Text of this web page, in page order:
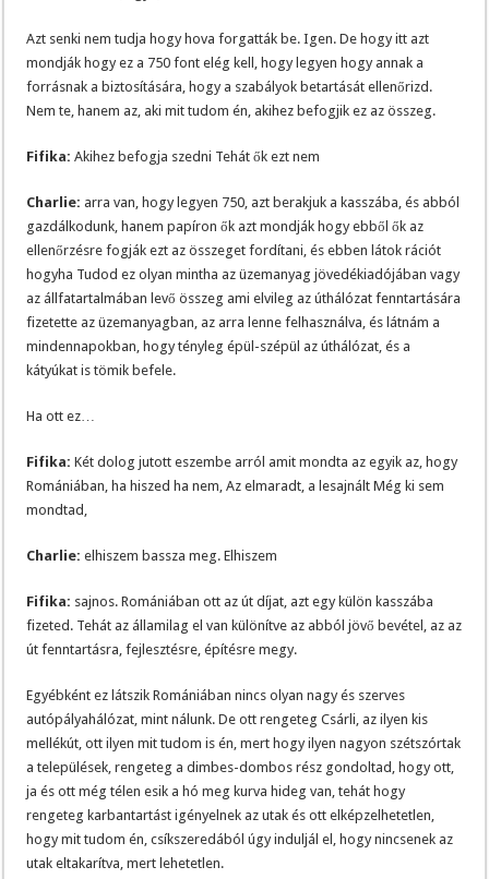
Azt senki nem tudja hogy hova forgatták be. Igen. De hogy itt azt
mondják hogy ez a 750 font elég kell, hogy legyen hogy annak a
forrásnak a biztosítására, hogy a szabályok betartását ellenőrizd.
Nem te, hanem az, aki mit tudom én, akihez befogjik ez az összeg.
Fifika: Akihez befogja szedni Tehát ők ezt nem
Charlie: arra van, hogy legyen 750, azt berakjuk a kasszába, és abból
gazdálkodunk, hanem papíron ők azt mondják hogy ebből ők az
ellenőrzésre fogják ezt az összeget fordítani, és ebben látok rációt
hogyha Tudod ez olyan mintha az üzemanyag jövedékiadójában vagy
az állfatartalmában levő összeg ami elvileg az úthálózat fenntartására
fizetette az üzemanyagban, az arra lenne felhasználva, és látnám a
mindennapokban, hogy tényleg épül-szépül az úthálózat, és a
kátyúkat is tömik befele.
Ha ott ez…
Fifika: Két dolog jutott eszembe arról amit mondta az egyik az, hogy
Romániában, ha hiszed ha nem, Az elmaradt, a lesajnált Még ki sem
mondtad,
Charlie: elhiszem bassza meg. Elhiszem
Fifika: sajnos. Romániában ott az út díjat, azt egy külön kasszába
fizeted. Tehát az államilag el van különítve az abból jövő bevétel, az az
út fenntartásra, fejlesztésre, építésre megy.
Egyébként ez látszik Romániában nincs olyan nagy és szerves
autópályahálózat, mint nálunk. De ott rengeteg Csárli, az ilyen kis
mellékút, ott ilyen mit tudom is én, mert hogy ilyen nagyon szétszórtak
a települések, rengeteg a dimbes-dombos rész gondoltad, hogy ott,
ja és ott még télen esik a hó meg kurva hideg van, tehát hogy
rengeteg karbantartást igényelnek az utak és ott elképzelhetetlen,
hogy mit tudom én, csíkszeredából úgy induljál el, hogy nincsenek az
utak eltakarítva, mert lehetetlen.